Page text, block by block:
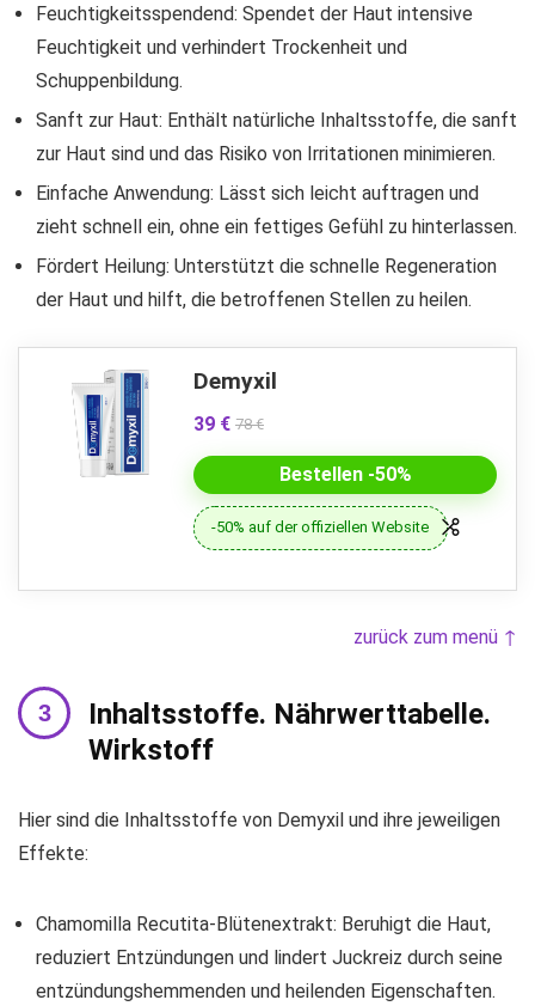
Feuchtigkeitsspendend: Spendet der Haut intensive
Feuchtigkeit und verhindert Trockenheit und
Schuppenbildung.
Sanft zur Haut: Enthält natürliche Inhaltsstoffe, die sanft
zur Haut sind und das Risiko von Irritationen minimieren.
Einfache Anwendung: Lässt sich leicht auftragen und
zieht schnell ein, ohne ein fettiges Gefühl zu hinterlassen.
Fördert Heilung: Unterstützt die schnelle Regeneration
der Haut und hilft, die betroffenen Stellen zu heilen.
Demyxil
39 € 78 €
Bestellen -50%
-50% auf der offiziellen Website
zurück zum menü ↑
Inhaltsstoffe. Nährwerttabelle.
Wirkstoff
Hier sind die Inhaltsstoffe von Demyxil und ihre jeweiligen
Effekte:
Chamomilla Recutita-Blütenextrakt: Beruhigt die Haut,
reduziert Entzündungen und lindert Juckreiz durch seine
entzündungshemmenden und heilenden Eigenschaften.